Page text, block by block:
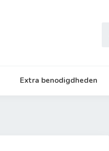
Extra benodigdheden